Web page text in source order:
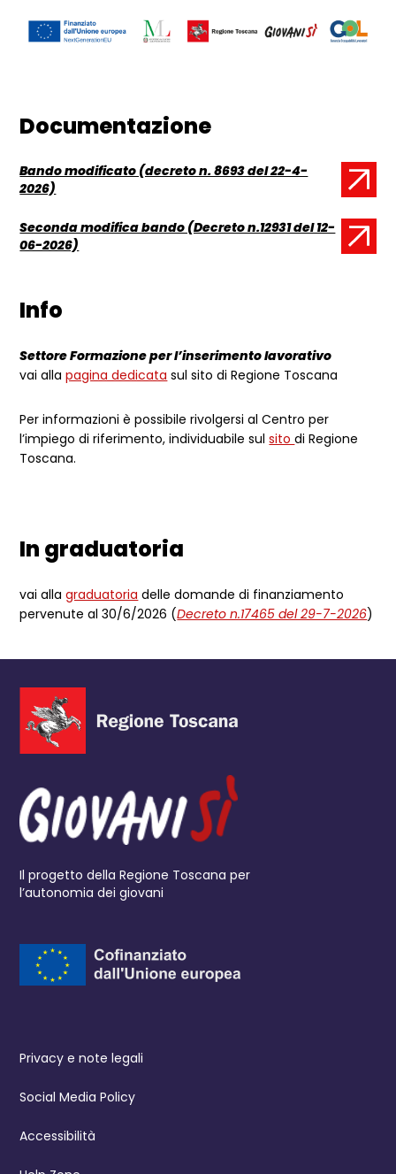
Documentazione
Documento:
Bando modificato (decreto n. 8693 del 22-4-
2026)
Documento:
Seconda modifica bando (Decreto n.12931 del 12-
06-2026)
Info
Settore Formazione per l’inserimento lavorativo
vai alla pagina dedicata sul sito di Regione Toscana
Per informazioni è possibile rivolgersi al Centro per
l’impiego di riferimento, individuabile sulsitodi Regione
Toscana.
In graduatoria
vai allagraduatoria delle domande di finanziamento
pervenute al 30/6/2026 (Decreto n.17465 del 29-7-2026)
Il progetto della Regione Toscana per
l’autonomia dei giovani
Privacy e note legali
Social Media Policy
Accessibilità